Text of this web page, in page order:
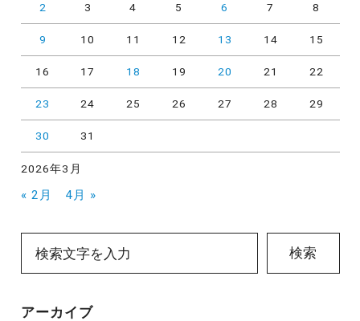
2026年3月
2 3 4 5 6 7 8
9 10 11 12 13 14 15
16 17 18 19 20 21 22
23 24 25 26 27 28 29
30 31
« 2月 4月 »
検索
アーカイブ